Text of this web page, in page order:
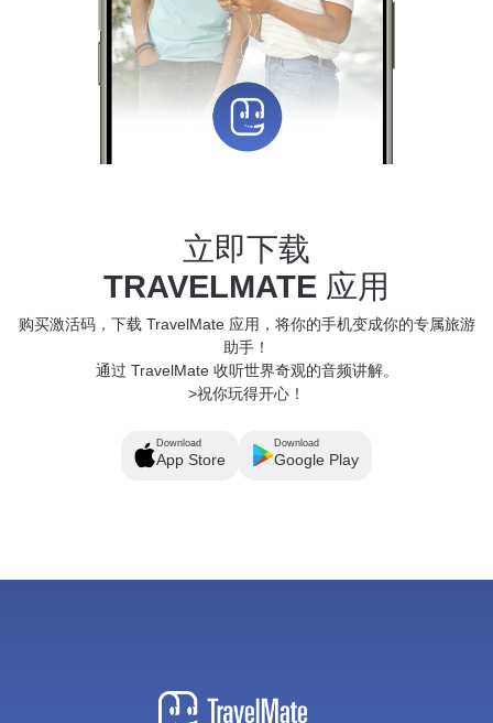
立即下载
TRAVELMATE 应用
购买激活码，下载 TravelMate 应用，将你的手机变成你的专属旅游
助手！
通过 TravelMate 收听世界奇观的音频讲解。
>祝你玩得开心！
Download
App Store
Download
Google Play